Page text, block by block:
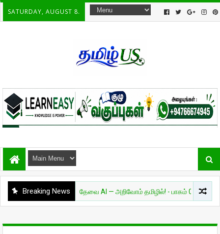
SATURDAY, AUGUST 8.
Breaking News
அறிவியல் தேவை AI — அறிவோம் தமிழில்! - பாகம் 01